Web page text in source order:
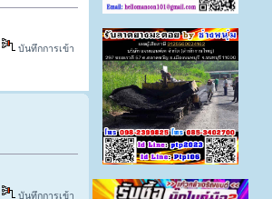
บันทึกการเข้า
บันทึกการเข้า